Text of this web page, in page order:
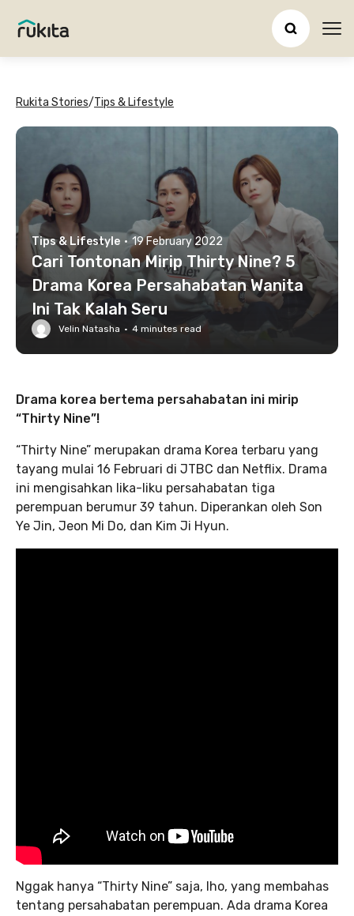
Rukita Stories/Tips & Lifestyle
Tips & Lifestyle · 19 February 2022
Cari Tontonan Mirip Thirty Nine? 5
Drama Korea Persahabatan Wanita
Ini Tak Kalah Seru
Velin Natasha · 4 minutes read
Drama korea bertema persahabatan ini mirip
“Thirty Nine”!
“Thirty Nine” merupakan drama Korea terbaru yang
tayang mulai 16 Februari di JTBC dan Netflix. Drama
ini mengisahkan lika-liku persahabatan tiga
perempuan berumur 39 tahun. Diperankan oleh Son
Ye Jin, Jeon Mi Do, dan Kim Ji Hyun.
Nggak hanya “Thirty Nine” saja, lho, yang membahas
tentang persahabatan perempuan. Ada drama Korea